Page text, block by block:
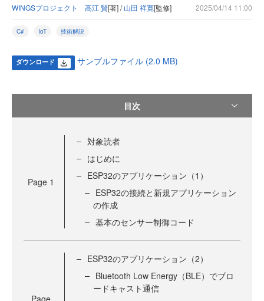
WINGSプロジェクト 高江 賢[著] /山田 祥寛[監修] 2025/04/14 11:00
C# IoT 技術解説
ダウンロード サンプルファイル (2.0 MB)
目次
Page 1
対象読者
はじめに
ESP32のアプリケーション（1）
ESP32の接続と新規アプリケーション
の作成
基本のセンサー制御コード
ESP32のアプリケーション（2）
Bluetooth Low Energy（BLE）でブロ
ードキャスト通信